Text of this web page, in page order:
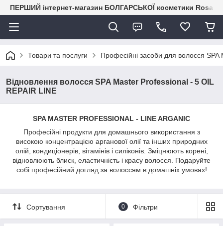
ПЕРШИЙ інтернет-магазин БОЛГАРСЬКОЇ косметики
Товари та послуги Професійні засоби для волосся
Відновлення волосся SPA Master Professional - 5 OIL
REPAIR LINE
SPA MASTER PROFESSIONAL - LINE ARGANIC
Професійні продукти для домашнього використання з
високою концентрацією арганової олії та інших природних
олій, кондиціонерів, вітамінів і силіконів. Зміцнюють корені,
відновлюють блиск, еластичність і красу волосся. Подаруйте
собі професійний догляд за волоссям в домашніх умовах!
Сортування 0 Фільтри